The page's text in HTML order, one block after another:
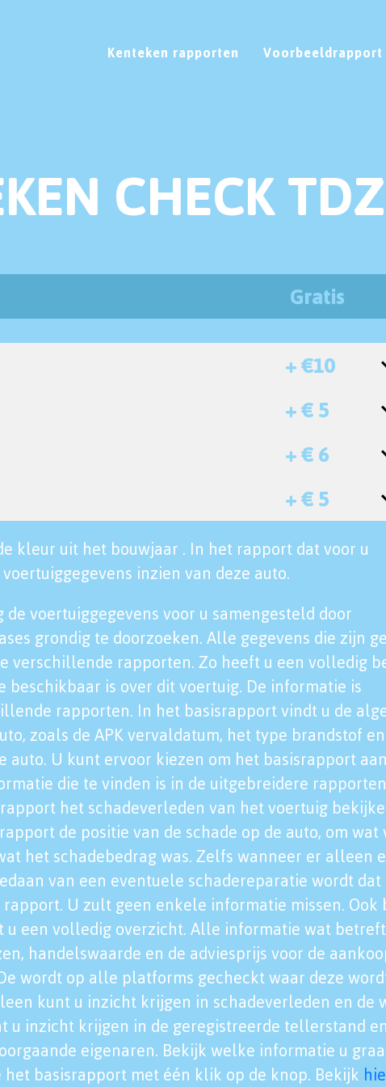
Kenteken rapporten Voorbeeldrapport
CHECK
Gratis
+ €10
+ € 5
+ € 6
+ € 5
kleur uit het bouwjaar . In het rapport dat voor u
inzien van deze auto.
voertuiggegevens voor u samengesteld door
grondig te doorzoeken. Alle gegevens die zijn
verschillende rapporten. Zo heeft u een volledig
beschikbaar is over dit voertuig. De informatie is
rapporten. In het basisrapport vindt u de
zoals de APK vervaldatum, het type brandstof
auto. U kunt ervoor kiezen om het basisrapport
die te vinden is in de uitgebreidere
het schadeverleden van het voertuig
de positie van de schade op de auto, om wat
het schadebedrag was. Zelfs wanneer er alleen
van een eventuele schadereparatie wordt dat
rapport. U zult geen enkele informatie missen. Ook
een volledig overzicht. Alle informatie wat
handelswaarde en de adviesprijs voor de
wordt op alle platforms gecheckt waar deze
kunt u inzicht krijgen in schadeverleden en de
u inzicht krijgen in de geregistreerde tellerstand en
eigenaren. Bekijk welke informatie u
basisrapport met één klik op de knop. Bekijk